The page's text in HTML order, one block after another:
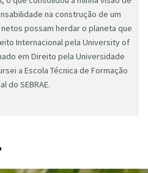
na construção de um
possam herdar o planeta que
Internacional pela University of
em Direito pela Universidade
a Escola Técnica de Formação
do SEBRAE.